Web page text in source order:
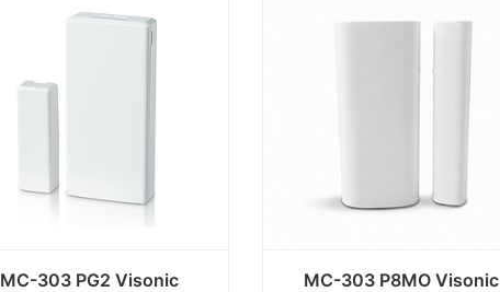
MC-303 PG2 Visonic MC-303 P8MO Visonic